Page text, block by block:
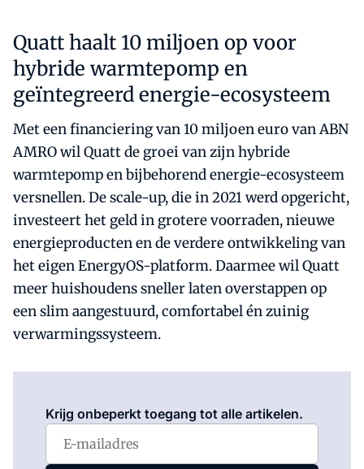
Quatt haalt 10 miljoen op voor
hybride warmtepomp en
geïntegreerd energie-ecosysteem
Met een financiering van 10 miljoen euro van ABN
AMRO wil Quatt de groei van zijn hybride
warmtepomp en bijbehorend energie-ecosysteem
versnellen. De scale-up, die in 2021 werd opgericht,
investeert het geld in grotere voorraden, nieuwe
energieproducten en de verdere ontwikkeling van
het eigen EnergyOS-platform. Daarmee wil Quatt
meer huishoudens sneller laten overstappen op
een slim aangestuurd, comfortabel én zuinig
verwarmingssysteem.
Krijg onbeperkt toegang tot alle artikelen.